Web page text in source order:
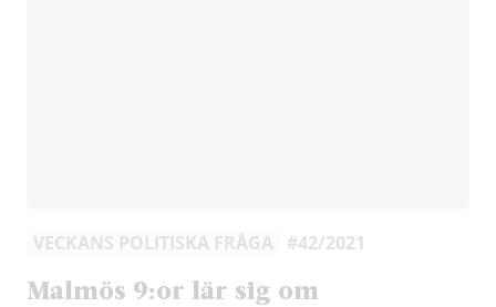
VECKANS POLITISKA FRÅGA #42/2021
Malmös 9:or lär sig om